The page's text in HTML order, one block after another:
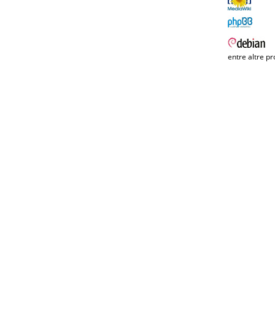
entre altre